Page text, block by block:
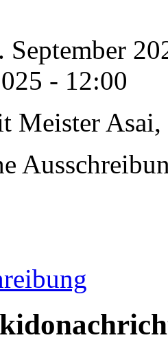
September
- 12:00
Meister Asai,